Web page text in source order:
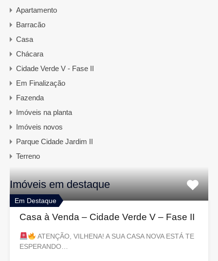
Apartamento
Barracão
Casa
Chácara
Cidade Verde V - Fase II
Em Finalização
Fazenda
Imóveis na planta
Imóveis novos
Parque Cidade Jardim II
Terreno
Imóveis em destaque
Em Destaque
Casa à Venda – Cidade Verde V – Fase II
ATENÇÃO, VILHENA! A SUA CASA NOVA ESTÁ TE
ESPERANDO…